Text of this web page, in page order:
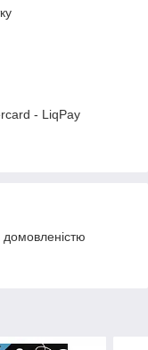
- LiqPay